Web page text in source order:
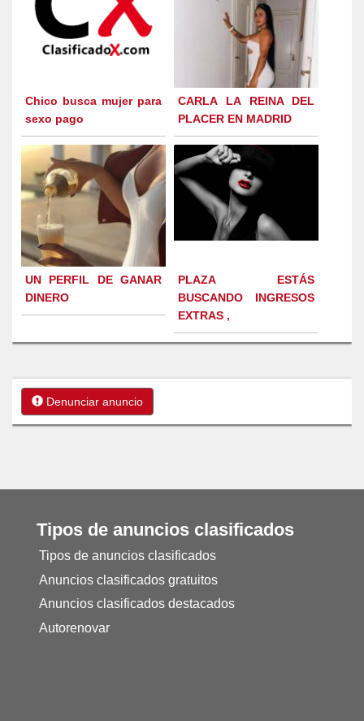
Chico busca mujer para
sexo pago
CARLA LA REINA DEL
PLACER EN MADRID
UN PERFIL DE GANAR
DINERO
PLAZA ESTÁS
BUSCANDO INGRESOS
EXTRAS ,
Denunciar anuncio
Tipos de anuncios clasificados
Tipos de anuncios clasificados
Anuncios clasificados gratuitos
Anuncios clasificados destacados
Autorenovar